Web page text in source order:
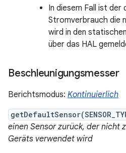
In diesem Fall ist der
Stromverbrauch die
wird in den
über das HAL
Beschleunigungsmesser
Berichtsmodus: Kontinuierlich
einen Sensor zurück, der nicht
Geräts verwendet wird